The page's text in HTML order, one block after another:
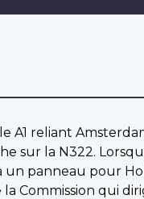
A1 reliant
sur la N322.
un panneau pour
Commission qui